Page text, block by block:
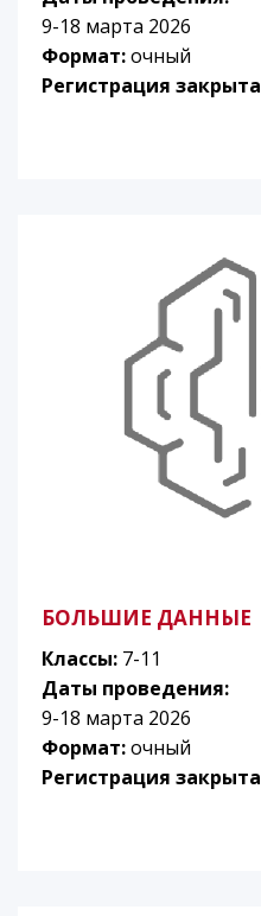
9-18 марта 2026
Формат:очный
Регистрация закрыта
БОЛЬШИЕ ДАННЫЕ
Классы: 7-11
Даты проведения:
9-18 марта 2026
Формат:очный
Регистрация закрыта